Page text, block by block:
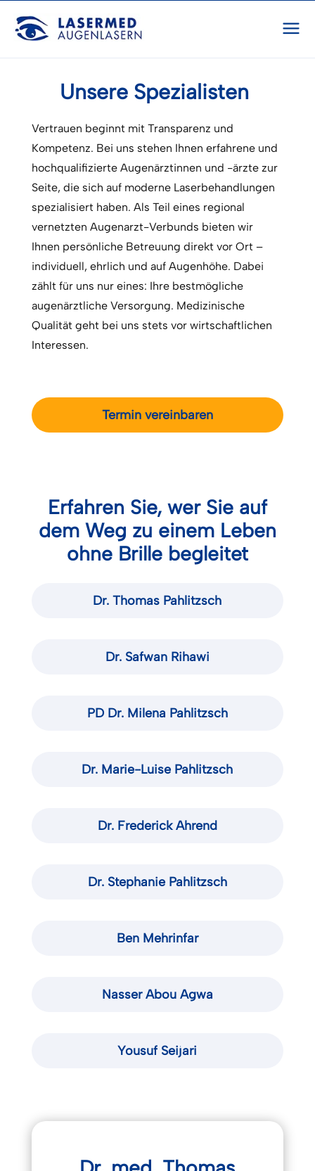
Unsere Spezialisten
Vertrauen beginnt mit Transparenz und
Kompetenz. Bei uns stehen Ihnen erfahrene und
hochqualifizierte Augenärztinnen und -ärzte zur
Seite, die sich auf moderne Laserbehandlungen
spezialisiert haben. Als Teil eines regional
vernetzten Augenarzt-Verbunds bieten wir
Ihnen persönliche Betreuung direkt vor Ort –
individuell, ehrlich und auf Augenhöhe. Dabei
zählt für uns nur eines: Ihre bestmögliche
augenärztliche Versorgung. Medizinische
Qualität geht bei uns stets vor wirtschaftlichen
Interessen.
Termin vereinbaren
Erfahren Sie, wer Sie auf
dem Weg zu einem Leben
ohne Brille begleitet
Dr. Thomas Pahlitzsch
Dr. Safwan Rihawi
PD Dr. Milena Pahlitzsch
Dr. Marie-Luise Pahlitzsch
Dr. Frederick Ahrend
Dr. Stephanie Pahlitzsch
Ben Mehrinfar
Nasser Abou Agwa
Yousuf Seijari